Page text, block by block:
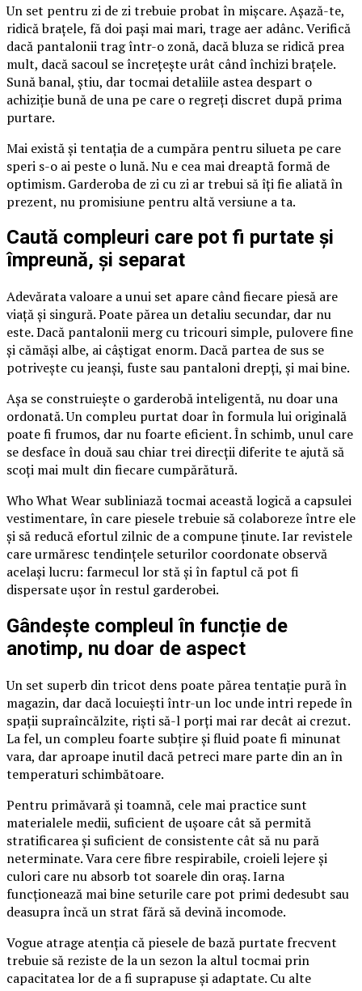
Un set pentru zi de zi trebuie probat în mișcare. Așază-te,
ridică brațele, fă doi pași mai mari, trage aer adânc. Verifică
dacă pantalonii trag într-o zonă, dacă bluza se ridică prea
mult, dacă sacoul se încrețește urât când închizi brațele.
Sună banal, știu, dar tocmai detaliile astea despart o
achiziție bună de una pe care o regreți discret după prima
purtare.
Mai există și tentația de a cumpăra pentru silueta pe care
speri s-o ai peste o lună. Nu e cea mai dreaptă formă de
optimism. Garderoba de zi cu zi ar trebui să îți fie aliată în
prezent, nu promisiune pentru altă versiune a ta.
Caută compleuri care pot fi purtate și
împreună, și separat
Adevărata valoare a unui set apare când fiecare piesă are
viață și singură. Poate părea un detaliu secundar, dar nu
este. Dacă pantalonii merg cu tricouri simple, pulovere fine
și cămăși albe, ai câștigat enorm. Dacă partea de sus se
potrivește cu jeanși, fuste sau pantaloni drepți, și mai bine.
Așa se construiește o garderobă inteligentă, nu doar una
ordonată. Un compleu purtat doar în formula lui originală
poate fi frumos, dar nu foarte eficient. În schimb, unul care
se desface în două sau chiar trei direcții diferite te ajută să
scoți mai mult din fiecare cumpărătură.
Who What Wear subliniază tocmai această logică a capsulei
vestimentare, în care piesele trebuie să colaboreze între ele
și să reducă efortul zilnic de a compune ținute. Iar revistele
care urmăresc tendințele seturilor coordonate observă
același lucru: farmecul lor stă și în faptul că pot fi
dispersate ușor în restul garderobei.
Gândește compleul în funcție de
anotimp, nu doar de aspect
Un set superb din tricot dens poate părea tentație pură în
magazin, dar dacă locuiești într-un loc unde intri repede în
spații supraîncălzite, riști să-l porți mai rar decât ai crezut.
La fel, un compleu foarte subțire și fluid poate fi minunat
vara, dar aproape inutil dacă petreci mare parte din an în
temperaturi schimbătoare.
Pentru primăvară și toamnă, cele mai practice sunt
materialele medii, suficient de ușoare cât să permită
stratificarea și suficient de consistente cât să nu pară
neterminate. Vara cere fibre respirabile, croieli lejere și
culori care nu absorb tot soarele din oraș. Iarna
funcționează mai bine seturile care pot primi dedesubt sau
deasupra încă un strat fără să devină incomode.
Vogue atrage atenția că piesele de bază purtate frecvent
trebuie să reziste de la un sezon la altul tocmai prin
capacitatea lor de a fi suprapuse și adaptate. Cu alte